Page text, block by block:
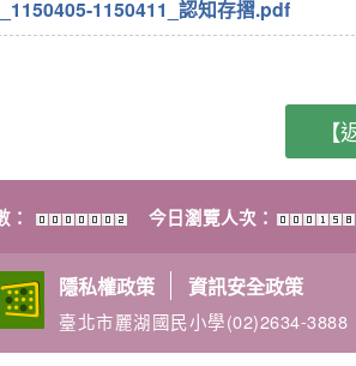
1150411_認知存摺.pdf
【
： 今日瀏覽人次：
隱私權政策 資訊安全政策
臺北市麗湖國民小學(02)2634-